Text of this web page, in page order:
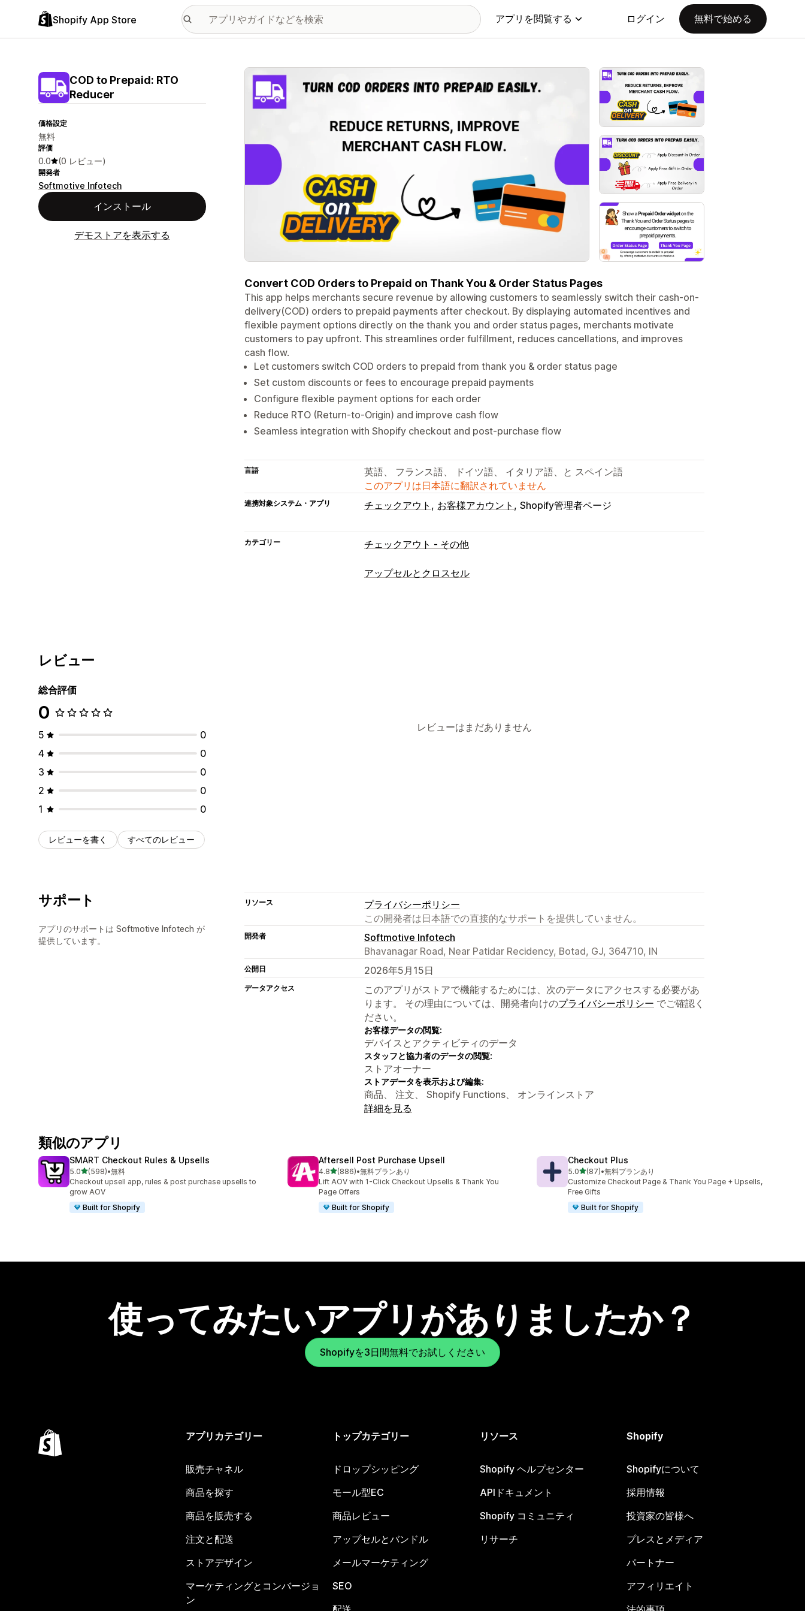
Shopify App Store アプリを閲覧する ログイン 無料で始める
COD to Prepaid: RTO
Reducer
価格設定
無料
評価
0.0 (0 レビュー)
開発者
Softmotive Infotech
インストール
デモストアを表示する
特集の画像ギャラリー
Convert COD Orders to Prepaid on Thank You & Order Status Pages
This app helps merchants secure revenue by allowing customers to seamlessly switch their cash-on-
delivery(COD) orders to prepaid payments after checkout. By displaying automated incentives and
flexible payment options directly on the thank you and order status pages, merchants motivate
customers to pay upfront. This streamlines order fulfillment, reduces cancellations, and improves
cash flow.
Let customers switch COD orders to prepaid from thank you & order status page
Set custom discounts or fees to encourage prepaid payments
Configure flexible payment options for each order
Reduce RTO (Return-to-Origin) and improve cash flow
Seamless integration with Shopify checkout and post-purchase flow
言語
英語、 フランス語、 ドイツ語、 イタリア語、と スペイン語
このアプリは日本語に翻訳されていません
連携対象システム・アプリ チェックアウト お客様アカウント Shopify管理者ページ
カテゴリー チェックアウト - その他
アップセルとクロスセル
レビュー
総合評価
0
5
0
4
0
3
0
2
0
1
0
レビューを書く すべてのレビュー
レビューはまだありません
サポート
アプリのサポートは Softmotive Infotech が
提供しています。
リソース
プライバシーポリシー
この開発者は日本語での直接的なサポートを提供していません。
開発者
Softmotive Infotech
Bhavanagar Road, Near Patidar Recidency, Botad, GJ, 364710, IN
公開日 2026年5月15日
データアクセス
このアプリがストアで機能するためには、次のデータにアクセスする必要があ
ります。 その理由については、開発者向けのプライバシーポリシー でご確認く
ださい。
お客様データの閲覧:
デバイスとアクティビティのデータ
スタッフと協力者のデータの閲覧:
ストアオーナー
ストアデータを表示および編集:
商品、 注文、 Shopify Functions、 オンラインストア
詳細を見る
類似のアプリ
SMART Checkout Rules & Upsells
5.05つ星中
(598)
合計レビュー数：598件
•無料
Checkout upsell app, rules & post purchase upsells to
grow AOV
Built for Shopify
Aftersell Post Purchase Upsell
4.85つ星中
(886)
合計レビュー数：886件
•無料プランあり
Lift AOV with 1-Click Checkout Upsells & Thank You
Page Offers
Built for Shopify
Checkout Plus
5.05つ星中
(87)
合計レビュー数：87件
•無料プランあり
Customize Checkout Page & Thank You Page + Upsells,
Free Gifts
Built for Shopify
使ってみたいアプリがありましたか？
Shopifyを3日間無料でお試しください
アプリカテゴリー
販売チャネル
商品を探す
商品を販売する
注文と配送
ストアデザイン
マーケティングとコンバージョ
ン
トップカテゴリー
ドロップシッピング
モール型EC
商品レビュー
アップセルとバンドル
メールマーケティング
SEO
リソース
Shopify ヘルプセンター
APIドキュメント
Shopify コミュニティ
リサーチ
Shopify
Shopifyについて
採用情報
投資家の皆様へ
プレスとメディア
パートナー
アフィリエイト